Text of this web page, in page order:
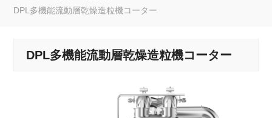
DPL多機能流動層乾燥造粒機コーター
DPL多機能流動層乾燥造粒機コーター